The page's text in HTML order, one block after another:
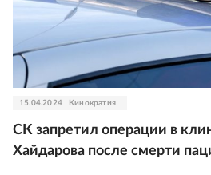
15.04.2024 Кинократия
СК запретил операции в
Хайдарова после смерти